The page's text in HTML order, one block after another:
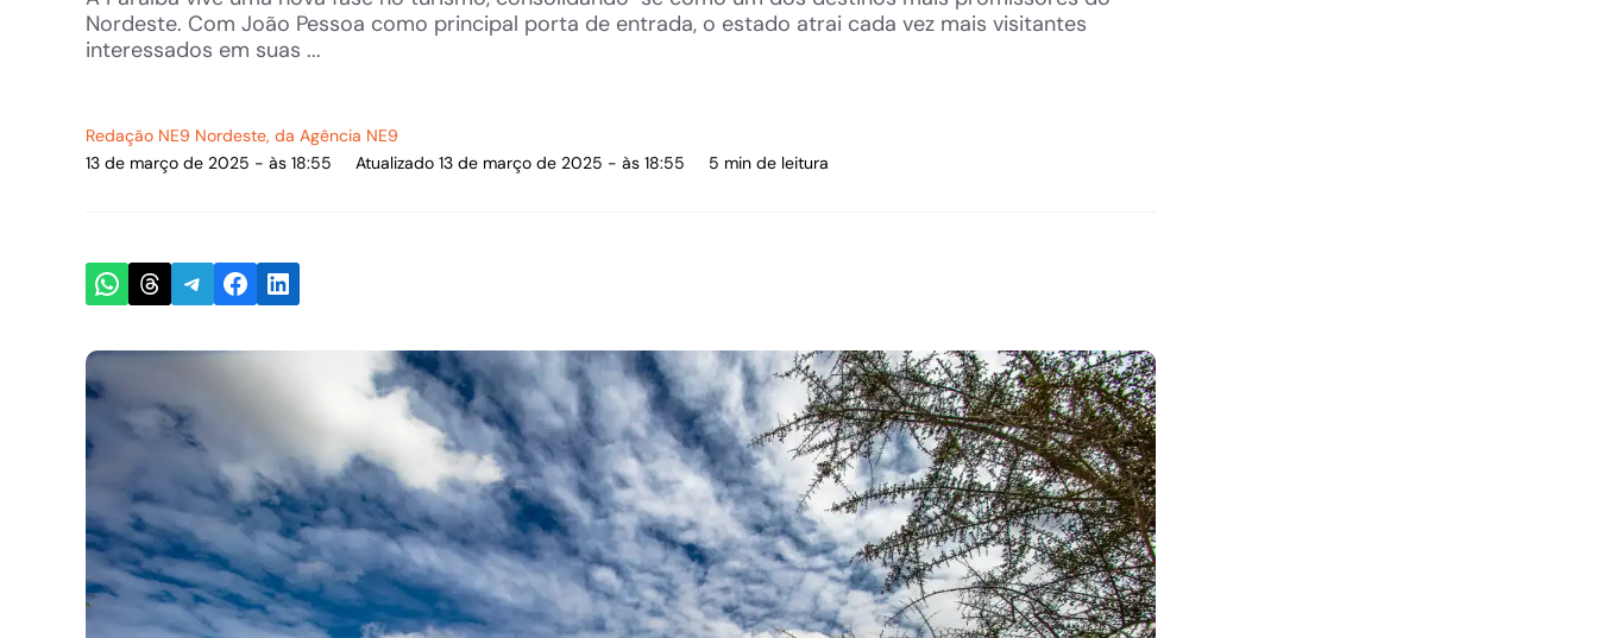
Nordeste. Com João Pessoa como principal porta de entrada, o estado atrai cada vez mais visitantes
interessados em suas ...
Redação NE9 Nordeste, da Agência NE9
13 de março de 2025 - às 18:55
Atualizado 13 de março de 2025 - às 18:55 5 min de leitura
Share on WhatsApp
Share on Threads
Share on Telegram
Share on Facebook
Share on LinkedIn